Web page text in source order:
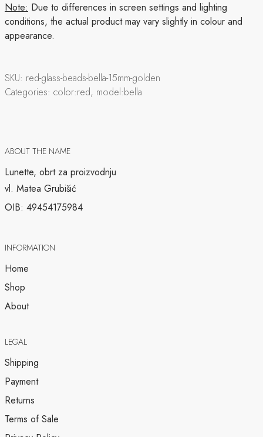
Note: Due to differences in screen settings and lighting
conditions, the actual product may vary slightly in colour and
appearance.
SKU: red-glass-beads-bella-15mm-golden
Categories: color:red, model:bella
ABOUT THE NAME
Lunette, obrt za proizvodnju
vl. Matea Grubišić
OIB: 49454175984
INFORMATION
Home
Shop
About
LEGAL
Shipping
Payment
Returns
Terms of Sale